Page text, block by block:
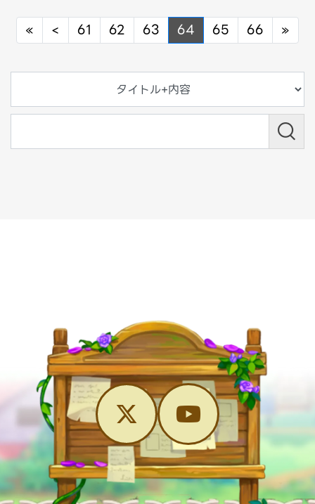
« Previous
< Previous
61 62 63 64 65 66 »